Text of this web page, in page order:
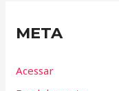
META
Acessar